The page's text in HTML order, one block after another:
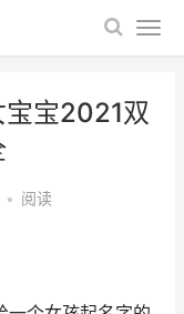
宝2021双
• 阅读